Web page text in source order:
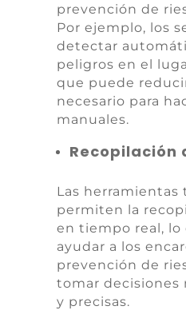
prevención de
Por ejemplo, los
detectar
peligros en el
que puede
necesario para
manuales.
Recopilación
Las herramientas
permiten la
en tiempo real, lo
ayudar a los
prevención de
tomar decisiones
y precisas.